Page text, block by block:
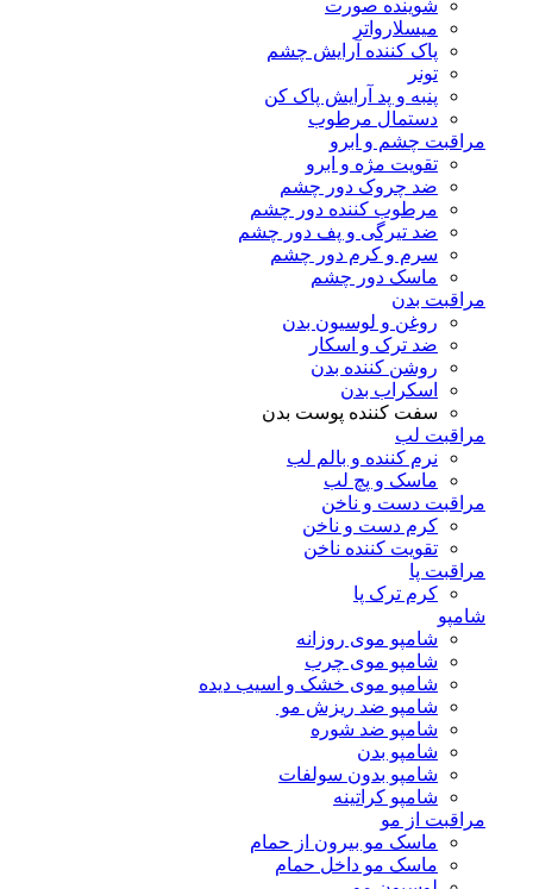
شوینده صورت
میسلارواتر
پاک کننده آرایش چشم
تونر
پنبه و پد آرایش پاک کن
دستمال مرطوب
مراقبت چشم و ابرو
تقویت مژه و ابرو
ضد چروک دور چشم
مرطوب کننده دور چشم
ضد تیرگی و پف دور چشم
سرم و کرم دور چشم
ماسک دور چشم
مراقبت بدن
روغن و لوسیون بدن
ضد ترک و اسکار
روشن کننده بدن
اسکراب بدن
سفت کننده پوست بدن
مراقبت لب
نرم کننده و بالم لب
ماسک و پچ لب
مراقبت دست و ناخن
کرم دست و ناخن
تقویت کننده ناخن
مراقبت پا
کرم ترک پا
شامپو
شامپو موی روزانه
شامپو موی چرب
شامپو موی خشک و اسیب دیده
شامپو ضد ریزش مو
شامپو ضد شوره
شامپو بدن
شامپو بدون سولفات
شامپو کراتینه
مراقبت از مو
ماسک مو بیرون از حمام
ماسک مو داخل حمام